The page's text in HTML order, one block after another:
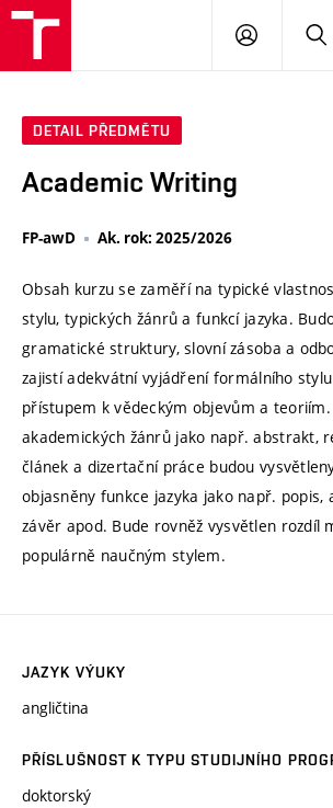
PŘIHLÁSIT
DETAIL PŘEDMĚTU
Academic Writing
FP-awD Ak. rok: 2025/2026
Obsah kurzu se zaměří na typické
stylu, typických žánrů a funkcí jazyka.
gramatické struktury, slovní zásoba a
zajistí adekvátní vyjádření formálního
přístupem k vědeckým objevům a
akademických žánrů jako např. abstrakt,
článek a dizertační práce budou
objasněny funkce jazyka jako např. popis,
závěr apod. Bude rovněž vysvětlen rozdíl
populárně naučným stylem.
JAZYK VÝUKY
angličtina
PŘÍSLUŠNOST K TYPU STUDIJNÍHO
doktorský